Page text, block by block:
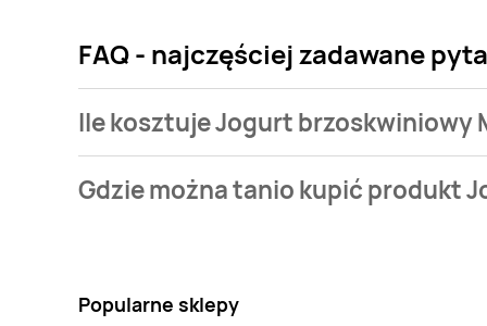
FAQ - najczęściej zadawane
Ile kosztuje Jogurt brzoskwiniowy
jaką mamy w naszej bazie jest z sieci Avita. Jogurt
Gdzie można tanio kupić produkt
Popularne sklepy